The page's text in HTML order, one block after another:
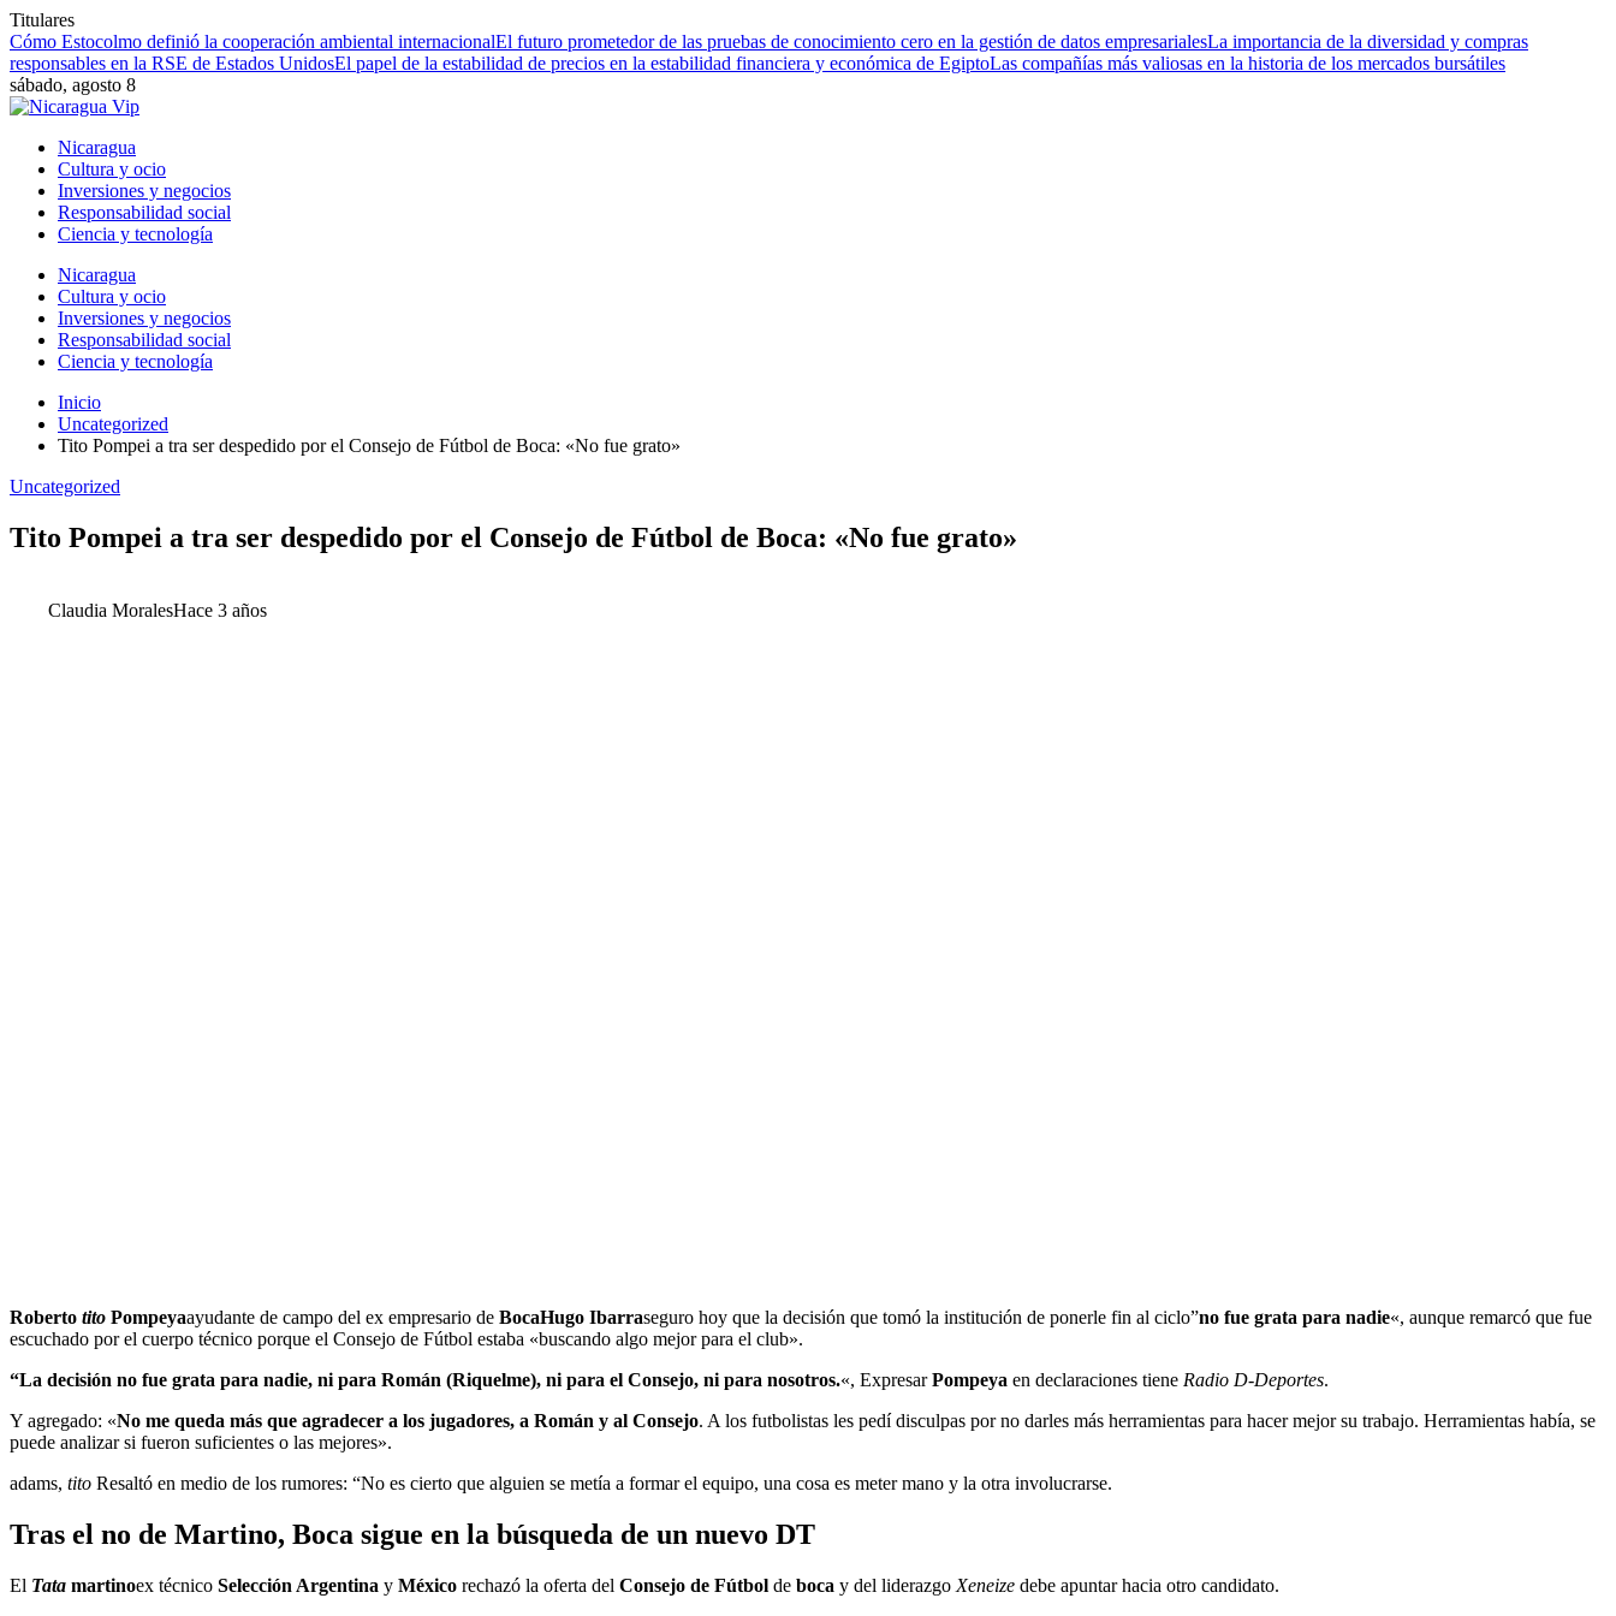
Titulares
Cómo Estocolmo definió la cooperación ambiental internacionalEl futuro prometedor de las pruebas de conocimiento cero en la gestión de datos empresarialesLa importancia de la diversidad y compras
responsables en la RSE de Estados UnidosEl papel de la estabilidad de precios en la estabilidad financiera y económica de EgiptoLas compañías más valiosas en la historia de los mercados bursátiles
sábado, agosto 8
Nicaragua
Cultura y ocio
Inversiones y negocios
Responsabilidad social
Ciencia y tecnología
Nicaragua
Cultura y ocio
Inversiones y negocios
Responsabilidad social
Ciencia y tecnología
Inicio
Uncategorized
Tito Pompei a tra ser despedido por el Consejo de Fútbol de Boca: «No fue grato»
Uncategorized
Tito Pompei a tra ser despedido por el Consejo de Fútbol de Boca: «No fue grato»
Claudia MoralesHace 3 años
Roberto tito Pompeyaayudante de campo del ex empresario de BocaHugo Ibarraseguro hoy que la decisión que tomó la institución de ponerle fin al ciclo”no fue grata para nadie«, aunque remarcó que fue
escuchado por el cuerpo técnico porque el Consejo de Fútbol estaba «buscando algo mejor para el club».
“La decisión no fue grata para nadie, ni para Román (Riquelme), ni para el Consejo, ni para nosotros.«, ExpresarPompeya en declaraciones tiene Radio D-Deportes.
Y agregado: «No me queda más que agradecer a los jugadores, a Román y al Consejo. A los futbolistas les pedí disculpas por no darles más herramientas para hacer mejor su trabajo. Herramientas había, se
puede analizar si fueron suficientes o las mejores».
adams, tito Resaltó en medio de los rumores: “No es cierto que alguien se metía a formar el equipo, una cosa es meter mano y la otra involucrarse.
Tras el no de Martino, Boca sigue en la búsqueda de un nuevo DT
El Tata martinoex técnico Selección Argentina y México rechazó la oferta del Consejo de Fútbol de boca y del liderazgo Xeneize debe apuntar hacia otro candidato.